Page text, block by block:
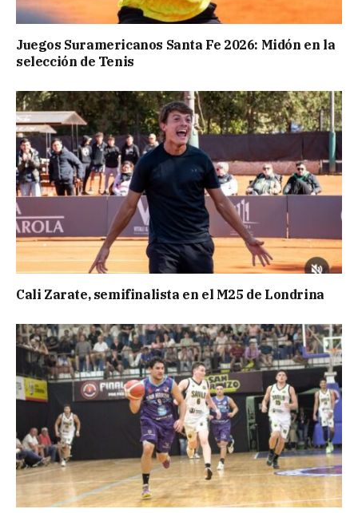
Juegos Suramericanos Santa Fe 2026: Midón en la
selección de Tenis
Cali Zarate, semifinalista en el M25 de Londrina